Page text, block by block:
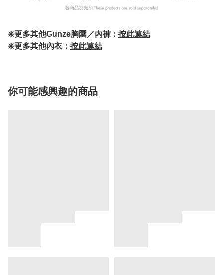
❇️更多其他Gunze胸圍／內褲： 按此連結
❇️更多其他內衣： 按此連結
你可能感興趣的商品